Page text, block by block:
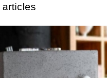
articles